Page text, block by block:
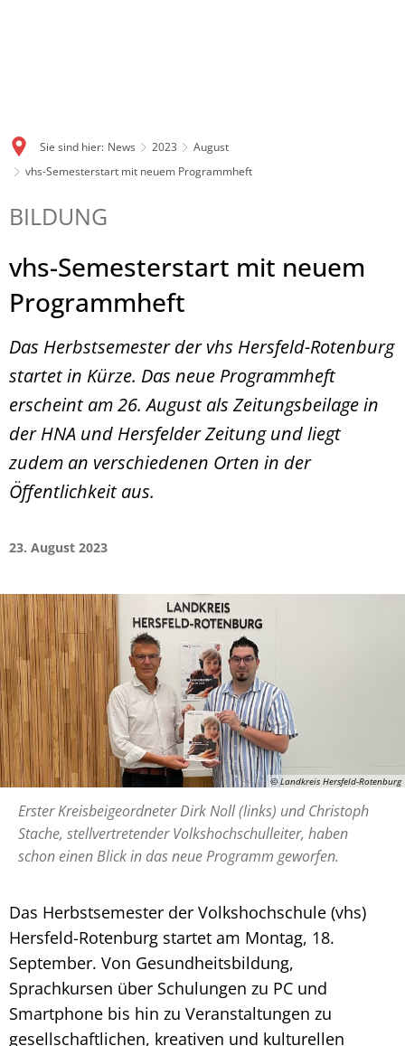
Sie sind hier: News 2023
August
vhs-Semesterstart mit neuem Programmheft
BILDUNG
vhs-Semesterstart mit neuem
Programmheft
Das Herbstsemester der vhs Hersfeld-Rotenburg
startet in Kürze. Das neue Programmheft
erscheint am 26. August als Zeitungsbeilage in
der HNA und Hersfelder Zeitung und liegt
zudem an verschiedenen Orten in der
Öffentlichkeit aus.
23. August 2023
© Landkreis Hersfeld-Rotenburg
Erster Kreisbeigeordneter Dirk Noll (links) und Christoph
Stache, stellvertretender Volkshochschulleiter, haben
schon einen Blick in das neue Programm geworfen.
Das Herbstsemester der Volkshochschule (vhs)
Hersfeld-Rotenburg startet am Montag, 18.
September. Von Gesundheitsbildung,
Sprachkursen über Schulungen zu PC und
Smartphone bis hin zu Veranstaltungen zu
gesellschaftlichen, kreativen und kulturellen